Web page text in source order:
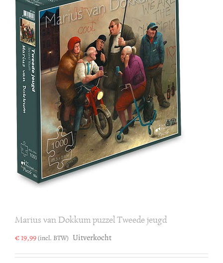
Marius van Dokkum puzzel Tweede jeugd
€19,99(incl. BTW) Uitverkocht